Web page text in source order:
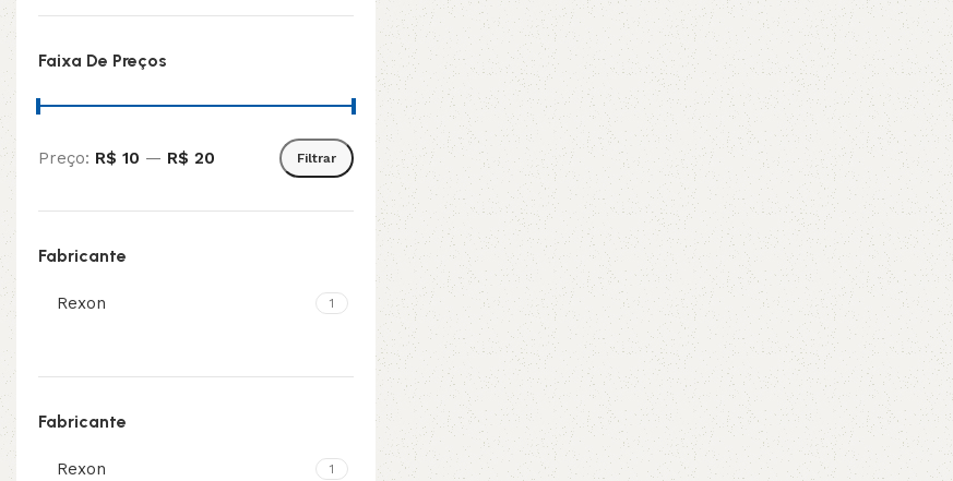
3L 3VX 5V 5VX
A AX B BX
PJ PJ
Faixa De Preços
Filtrar
Preço: R$ 10 — R$ 20
Fabricante
Rexon 1
Fabricante
Rexon 1
Leia mais